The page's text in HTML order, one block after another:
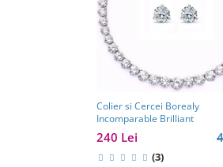
Colier si Cercei Borealy
Incomparable Brilliant
240 Lei
(3)